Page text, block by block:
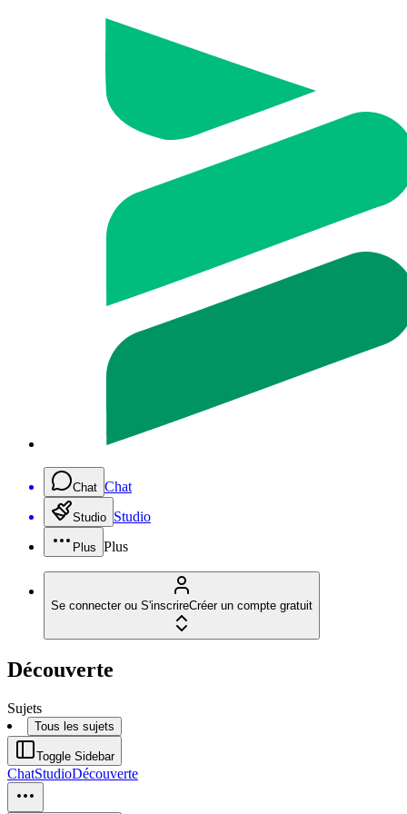
Chat Chat
Studio Studio
Plus Plus
Se connecter ou S'inscrireCréer un compte gratuit
Découverte
Sujets
Tous les sujets
Toggle Sidebar
ChatStudioDécouverte